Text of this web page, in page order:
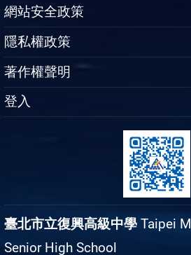
網站安全政策
隱私權政策
著作權聲明
登入
臺北市立復興高級中學 Taipei
Senior High School